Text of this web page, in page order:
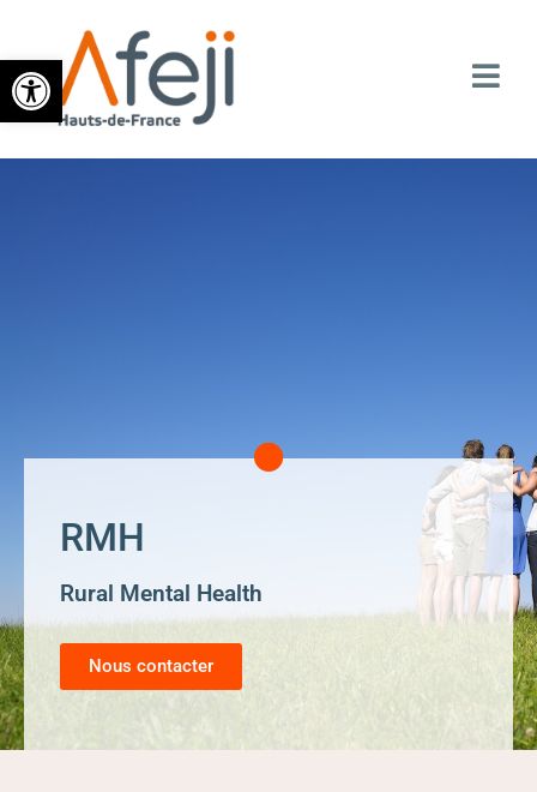
Ouvrir la barre d’outils
RMH
Rural Mental Health
Nous contacter